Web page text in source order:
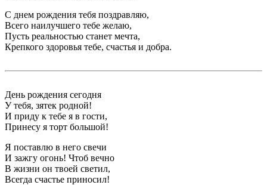
С днем рождения тебя поздравляю,
Всего наилучшего тебе желаю,
Пусть реальностью станет мечта,
Крепкого здоровья тебе, счастья и добра.
День рождения сегодня
У тебя, зятек родной!
И приду к тебе я в гости,
Принесу я торт большой!
Я поставлю в него свечи
И зажгу огонь! Чтоб вечно
В жизни он твоей светил,
Всегда счастье приносил!